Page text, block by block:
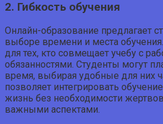
2. Гибкость обучения
Онлайн-образование предлагает
выборе времени и места
для тех, кто совмещает учебу с
обязанностями. Студенты могут
время, выбирая удобные для них
позволяет интегрировать
жизнь без необходимости
важными аспектами.